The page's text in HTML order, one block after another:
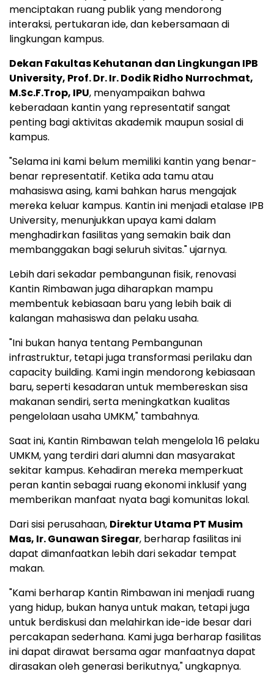
menciptakan ruang publik yang mendorong
interaksi, pertukaran ide, dan kebersamaan di
lingkungan kampus.
Dekan Fakultas Kehutanan dan Lingkungan IPB
University, Prof. Dr. Ir. Dodik Ridho Nurrochmat,
M.Sc.F.Trop, IPU, menyampaikan bahwa
keberadaan kantin yang representatif sangat
penting bagi aktivitas akademik maupun sosial di
kampus.
"Selama ini kami belum memiliki kantin yang benar-
benar representatif. Ketika ada tamu atau
mahasiswa asing, kami bahkan harus mengajak
mereka keluar kampus. Kantin ini menjadi etalase IPB
University, menunjukkan upaya kami dalam
menghadirkan fasilitas yang semakin baik dan
membanggakan bagi seluruh sivitas." ujarnya.
Lebih dari sekadar pembangunan fisik, renovasi
Kantin Rimbawan juga diharapkan mampu
membentuk kebiasaan baru yang lebih baik di
kalangan mahasiswa dan pelaku usaha.
"Ini bukan hanya tentang Pembangunan
infrastruktur, tetapi juga transformasi perilaku dan
capacity building. Kami ingin mendorong kebiasaan
baru, seperti kesadaran untuk membereskan sisa
makanan sendiri, serta meningkatkan kualitas
pengelolaan usaha UMKM," tambahnya.
Saat ini, Kantin Rimbawan telah mengelola 16 pelaku
UMKM, yang terdiri dari alumni dan masyarakat
sekitar kampus. Kehadiran mereka memperkuat
peran kantin sebagai ruang ekonomi inklusif yang
memberikan manfaat nyata bagi komunitas lokal.
Dari sisi perusahaan, Direktur Utama PT Musim
Mas, Ir. Gunawan Siregar, berharap fasilitas ini
dapat dimanfaatkan lebih dari sekadar tempat
makan.
"Kami berharap Kantin Rimbawan ini menjadi ruang
yang hidup, bukan hanya untuk makan, tetapi juga
untuk berdiskusi dan melahirkan ide-ide besar dari
percakapan sederhana. Kami juga berharap fasilitas
ini dapat dirawat bersama agar manfaatnya dapat
dirasakan oleh generasi berikutnya," ungkapnya.